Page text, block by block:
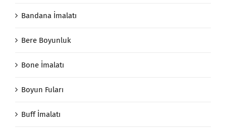
Bandana İmalatı
Bere Boyunluk
Bone İmalatı
Boyun Fuları
Buff İmalatı